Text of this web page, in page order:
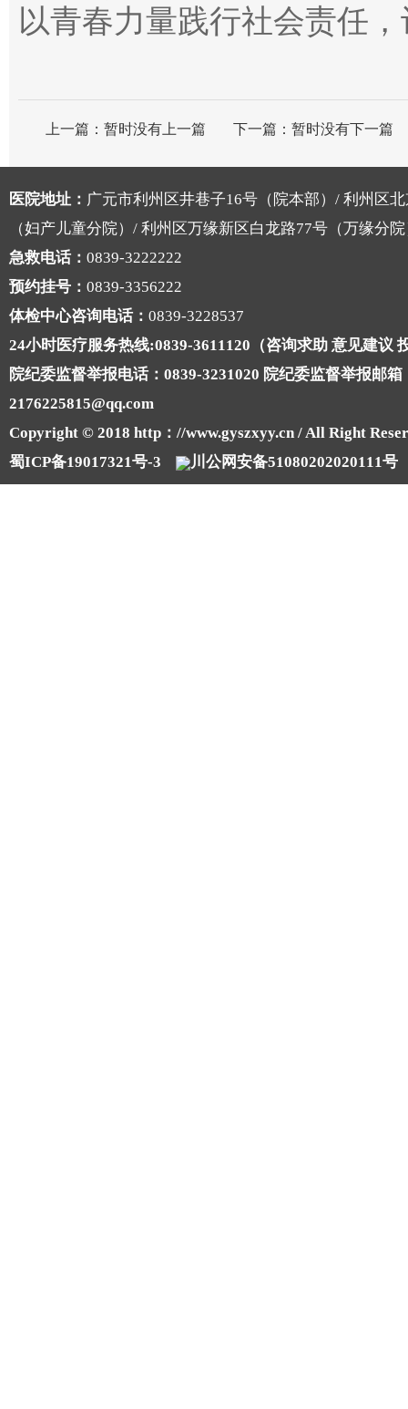
以青春力量践行社会责任
上一篇： 暂时没有上一篇 下一篇： 暂时没有下一篇
医院地址： 广元市利州区井巷子16号（院本部）/ 利州区
（妇产儿童分院）/ 利州区万缘新区白龙路77号（万缘分
急救电话： 0839-3222222
预约挂号： 0839-3356222
体检中心咨询电话： 0839-3228537
24小时医疗服务热线:0839-3611120（咨询求助 意见建议
院纪委监督举报电话：0839-3231020 院纪委监督举报邮箱
2176225815@qq.com
Copyright © 2018 http：//www.gyszxyy.cn / All Right
蜀ICP备19017321号-3
川公网安备51080202020111号